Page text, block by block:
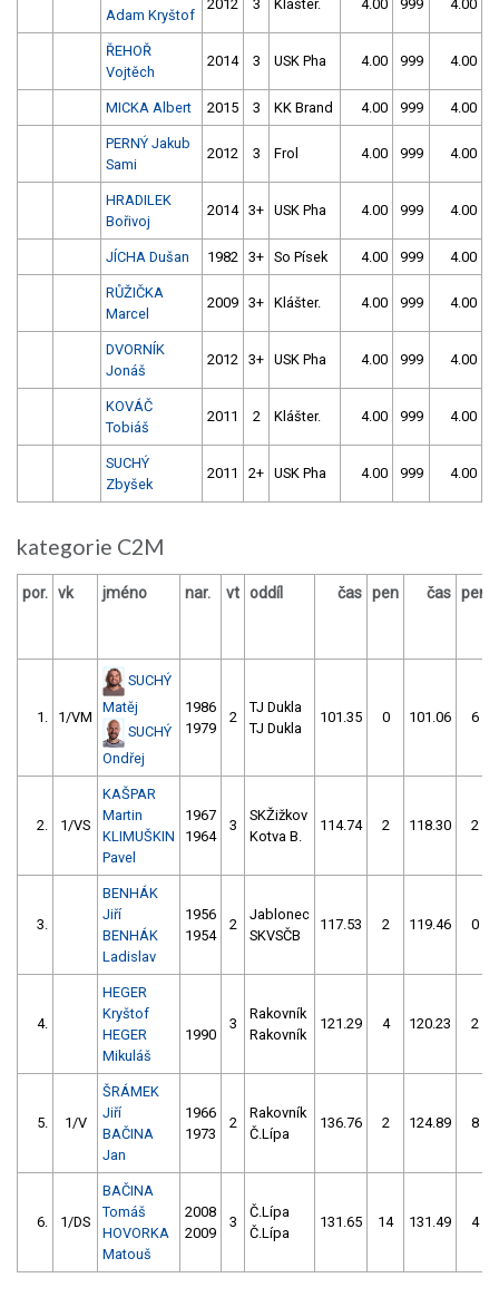
Adam Kryštof
2012 3 Klášter. 4.00 999 4.00
ŘEHOŘ
Vojtěch
2014 3 USK Pha 4.00 999 4.00
MICKA Albert 2015 3 KK Brand 4.00 999 4.00
PERNÝ Jakub
Sami
2012 3 Frol 4.00 999 4.00
HRADILEK
Bořivoj
2014 3+ USK Pha 4.00 999 4.00
JÍCHA Dušan 1982 3+ So Písek 4.00 999 4.00
RŮŽIČKA
Marcel
2009 3+ Klášter. 4.00 999 4.00
DVORNÍK
Jonáš
2012 3+ USK Pha 4.00 999 4.00
KOVÁČ
Tobiáš
2011 2 Klášter. 4.00 999 4.00
SUCHÝ
Zbyšek
2011 2+ USK Pha 4.00 999 4.00
kategorie C2M
por. vk jméno nar. vt oddíl čas pen čas pen
1. 1/VM
SUCHÝ
Matěj
SUCHÝ
Ondřej
1986
1979
2
TJ Dukla
TJ Dukla
101.35 0 101.06 6
2. 1/VS
KAŠPAR
Martin
KLIMUŠKIN
Pavel
1967
1964
3
SKŽižkov
Kotva B.
114.74 2 118.30 2
3.
BENHÁK
Jiří
BENHÁK
Ladislav
1956
1954
2
Jablonec
SKVSČB
117.53 2 119.46 0
4.
HEGER
Kryštof
HEGER
Mikuláš
1990
3
Rakovník
Rakovník
121.29 4 120.23 2
5. 1/V
ŠRÁMEK
Jiří
BAČINA
Jan
1966
1973
2
Rakovník
Č.Lípa
136.76 2 124.89 8
6. 1/DS
BAČINA
Tomáš
HOVORKA
Matouš
2008
2009
3
Č.Lípa
Č.Lípa
131.65 14 131.49 4